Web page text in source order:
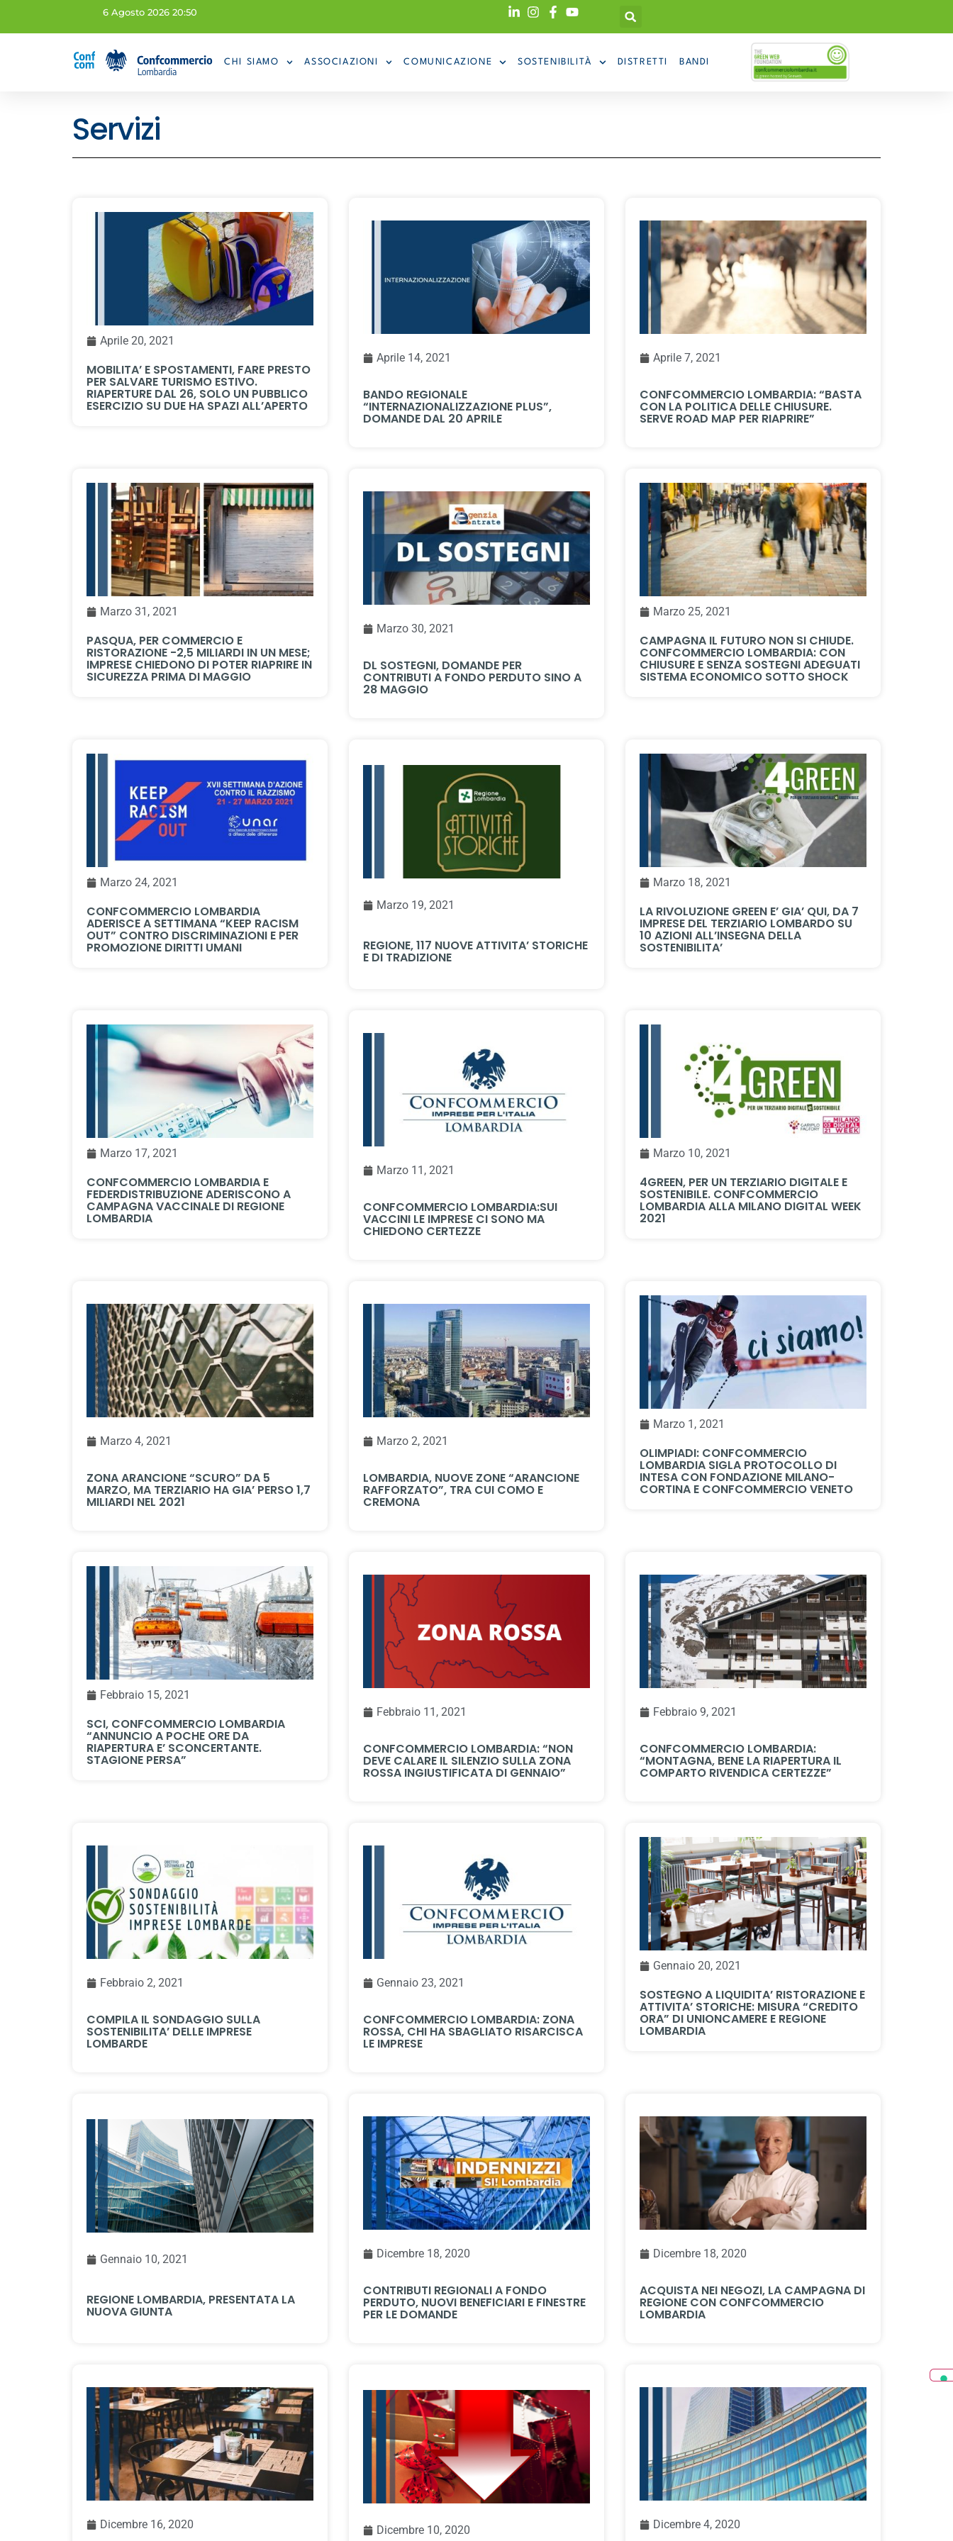
6 Agosto 2026 20:50
CHI SIAMO ASSOCIAZIONI COMUNICAZIONE SOSTENIBILITÀ DISTRETTI BANDI
Servizi
Aprile 20, 2021
MOBILITA’ E SPOSTAMENTI, FARE PRESTO
PER SALVARE TURISMO ESTIVO.
RIAPERTURE DAL 26, SOLO UN PUBBLICO
ESERCIZIO SU DUE HA SPAZI ALL’APERTO
Aprile 14, 2021
BANDO REGIONALE
“INTERNAZIONALIZZAZIONE PLUS”,
DOMANDE DAL 20 APRILE
Aprile 7, 2021
CONFCOMMERCIO LOMBARDIA: “BASTA
CON LA POLITICA DELLE CHIUSURE.
SERVE ROAD MAP PER RIAPRIRE”
Marzo 31, 2021
PASQUA, PER COMMERCIO E
RISTORAZIONE -2,5 MILIARDI IN UN MESE;
IMPRESE CHIEDONO DI POTER RIAPRIRE IN
SICUREZZA PRIMA DI MAGGIO
Marzo 30, 2021
DL SOSTEGNI, DOMANDE PER
CONTRIBUTI A FONDO PERDUTO SINO A
28 MAGGIO
Marzo 25, 2021
CAMPAGNA IL FUTURO NON SI CHIUDE.
CONFCOMMERCIO LOMBARDIA: CON
CHIUSURE E SENZA SOSTEGNI ADEGUATI
SISTEMA ECONOMICO SOTTO SHOCK
Marzo 24, 2021
CONFCOMMERCIO LOMBARDIA
ADERISCE A SETTIMANA “KEEP RACISM
OUT” CONTRO DISCRIMINAZIONI E PER
PROMOZIONE DIRITTI UMANI
Marzo 19, 2021
REGIONE, 117 NUOVE ATTIVITA’ STORICHE
E DI TRADIZIONE
Marzo 18, 2021
LA RIVOLUZIONE GREEN E’ GIA’ QUI, DA 7
IMPRESE DEL TERZIARIO LOMBARDO SU
10 AZIONI ALL’INSEGNA DELLA
SOSTENIBILITA’
Marzo 17, 2021
CONFCOMMERCIO LOMBARDIA E
FEDERDISTRIBUZIONE ADERISCONO A
CAMPAGNA VACCINALE DI REGIONE
LOMBARDIA
Marzo 11, 2021
CONFCOMMERCIO LOMBARDIA:SUI
VACCINI LE IMPRESE CI SONO MA
CHIEDONO CERTEZZE
Marzo 10, 2021
4GREEN, PER UN TERZIARIO DIGITALE E
SOSTENIBILE. CONFCOMMERCIO
LOMBARDIA ALLA MILANO DIGITAL WEEK
2021
Marzo 4, 2021
ZONA ARANCIONE “SCURO” DA 5
MARZO, MA TERZIARIO HA GIA’ PERSO 1,7
MILIARDI NEL 2021
Marzo 2, 2021
LOMBARDIA, NUOVE ZONE “ARANCIONE
RAFFORZATO”, TRA CUI COMO E
CREMONA
Marzo 1, 2021
OLIMPIADI: CONFCOMMERCIO
LOMBARDIA SIGLA PROTOCOLLO DI
INTESA CON FONDAZIONE MILANO-
CORTINA E CONFCOMMERCIO VENETO
Febbraio 15, 2021
SCI, CONFCOMMERCIO LOMBARDIA
“ANNUNCIO A POCHE ORE DA
RIAPERTURA E’ SCONCERTANTE.
STAGIONE PERSA”
Febbraio 11, 2021
CONFCOMMERCIO LOMBARDIA: “NON
DEVE CALARE IL SILENZIO SULLA ZONA
ROSSA INGIUSTIFICATA DI GENNAIO”
Febbraio 9, 2021
CONFCOMMERCIO LOMBARDIA:
“MONTAGNA, BENE LA RIAPERTURA IL
COMPARTO RIVENDICA CERTEZZE”
Febbraio 2, 2021
COMPILA IL SONDAGGIO SULLA
SOSTENIBILITA’ DELLE IMPRESE
LOMBARDE
Gennaio 23, 2021
CONFCOMMERCIO LOMBARDIA: ZONA
ROSSA, CHI HA SBAGLIATO RISARCISCA
LE IMPRESE
Gennaio 20, 2021
SOSTEGNO A LIQUIDITA’ RISTORAZIONE E
ATTIVITA’ STORICHE: MISURA “CREDITO
ORA” DI UNIONCAMERE E REGIONE
LOMBARDIA
Gennaio 10, 2021
REGIONE LOMBARDIA, PRESENTATA LA
NUOVA GIUNTA
Dicembre 18, 2020
CONTRIBUTI REGIONALI A FONDO
PERDUTO, NUOVI BENEFICIARI E FINESTRE
PER LE DOMANDE
Dicembre 18, 2020
ACQUISTA NEI NEGOZI, LA CAMPAGNA DI
REGIONE CON CONFCOMMERCIO
LOMBARDIA
Dicembre 16, 2020 Dicembre 10, 2020 Dicembre 4, 2020